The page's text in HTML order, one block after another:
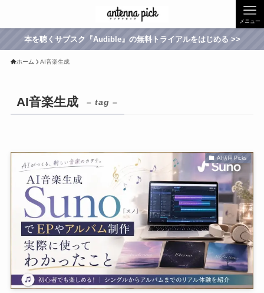
メニュー
本を聴くサブスク『Audible』の無料トライアルをはじめる >>
ホーム AI音楽生成
AI音楽生成 – tag –
AI活用 Picks